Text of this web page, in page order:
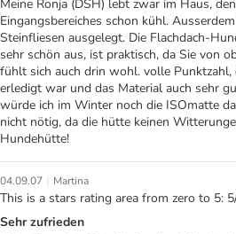
Meine Ronja (DSH) lebt zwar im Haus,
Eingangsbereiches schon kühl.
Steinfliesen ausgelegt. Die Flachdach-
sehr schön aus, ist praktisch, da Sie von
fühlt sich auch drin wohl. volle
erledigt war und das Material auch sehr
würde ich im Winter noch die ISOmatte
nicht nötig, da die hütte keinen
Hundehütte!
04.09.07 | Martina
This is a stars rating area from zero to 5:
Sehr zufrieden